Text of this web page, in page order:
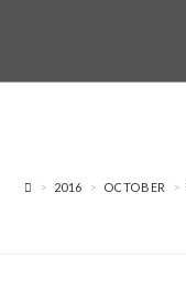
> 2016 > OCTOBER >